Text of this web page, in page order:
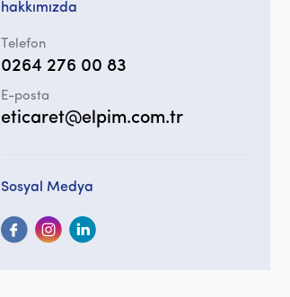
hakkımızda
Telefon
0264 276 00 83
E-posta
eticaret@elpim.com.tr
Sosyal Medya